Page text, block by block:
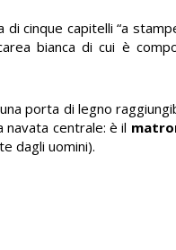
cinque capitelli “a
bianca di cui è
porta di legno
navata centrale: è il
dagli uomini).